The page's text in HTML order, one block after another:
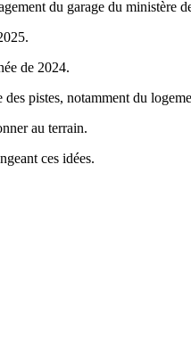
du garage du
de 2024.
pistes, notamment du
au terrain.
ces idées.